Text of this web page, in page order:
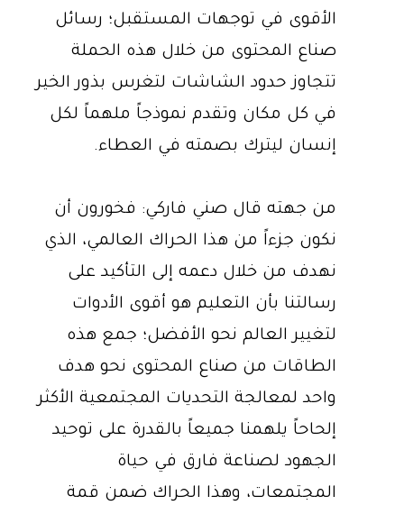
الأقوى في توجهات المستقبل؛ رسائل
صناع المحتوى من خلال هذه الحملة
تتجاوز حدود الشاشات لتغرس بذور الخير
في كل مكان وتقدم نموذجاً ملهماً لكل
إنسان ليترك بصمته في العطاء.
من جهته قال صني فاركي: فخورون أن
نكون جزءاً من هذا الحراك العالمي، الذي
نهدف من خلال دعمه إلى التأكيد على
رسالتنا بأن التعليم هو أقوى الأدوات
لتغيير العالم نحو الأفضل؛ جمع هذه
الطاقات من صناع المحتوى نحو هدف
واحد لمعالجة التحديات المجتمعية الأكثر
إلحاحاً يلهمنا جميعاً بالقدرة على توحيد
الجهود لصناعة فارق في حياة
المجتمعات، وهذا الحراك ضمن قمة